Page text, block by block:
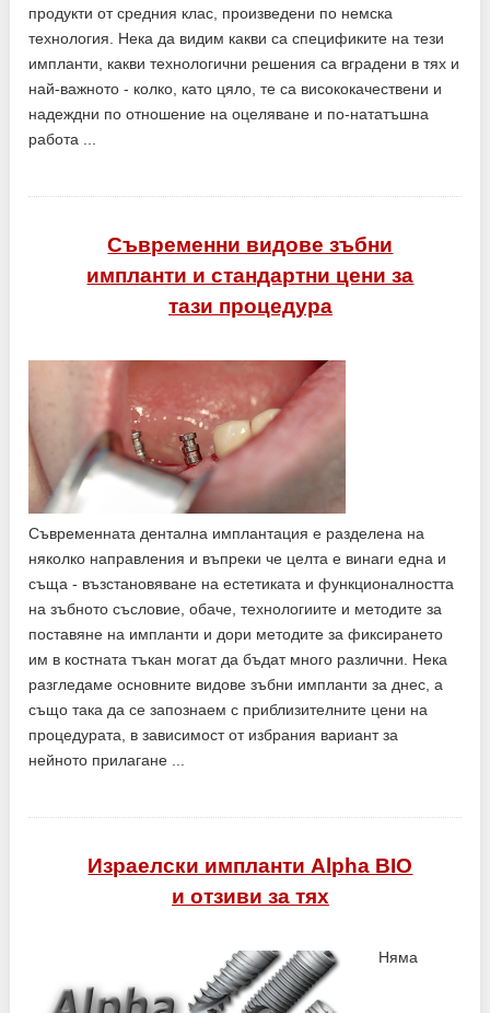
продукти от средния клас, произведени по немска
технология. Нека да видим какви са спецификите на тези
импланти, какви технологични решения са вградени в тях и
най-важното - колко, като цяло, те са висококачествени и
надеждни по отношение на оцеляване и по-нататъшна
работа ...
Съвременни видове зъбни
импланти и стандартни цени за
тази процедура
Съвременната дентална имплантация е разделена на
няколко направления и въпреки че целта е винаги една и
съща - възстановяване на естетиката и функционалността
на зъбното съсловие, обаче, технологиите и методите за
поставяне на импланти и дори методите за фиксирането
им в костната тъкан могат да бъдат много различни. Нека
разгледаме основните видове зъбни импланти за днес, а
също така да се запознаем с приблизителните цени на
процедурата, в зависимост от избрания вариант за
нейното прилагане ...
Израелски импланти Alpha BIO
и отзиви за тях
Няма